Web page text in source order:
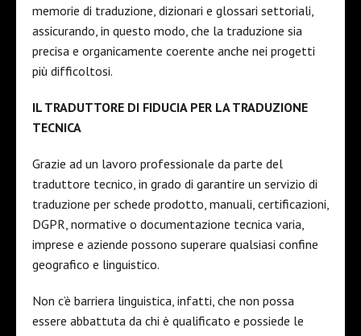
memorie di traduzione, dizionari e glossari settoriali,
assicurando, in questo modo, che la traduzione sia
precisa e organicamente coerente anche nei progetti
più difficoltosi.
IL TRADUTTORE DI FIDUCIA PER LA TRADUZIONE
TECNICA
Grazie ad un lavoro professionale da parte del
traduttore tecnico, in grado di garantire un servizio di
traduzione per schede prodotto, manuali, certificazioni,
DGPR, normative o documentazione tecnica varia,
imprese e aziende possono superare qualsiasi confine
geografico e linguistico.
Non c’è barriera linguistica, infatti, che non possa
essere abbattuta da chi è qualificato e possiede le